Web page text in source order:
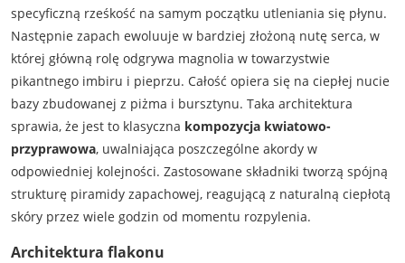
specyficzną rześkość na samym początku utleniania się płynu.
Następnie zapach ewoluuje w bardziej złożoną nutę serca, w
której główną rolę odgrywa magnolia w towarzystwie
pikantnego imbiru i pieprzu. Całość opiera się na ciepłej nucie
bazy zbudowanej z piżma i bursztynu. Taka architektura
sprawia, że jest to klasyczna kompozycja kwiatowo-
przyprawowa, uwalniająca poszczególne akordy w
odpowiedniej kolejności. Zastosowane składniki tworzą spójną
strukturę piramidy zapachowej, reagującą z naturalną ciepłotą
skóry przez wiele godzin od momentu rozpylenia.
Architektura flakonu